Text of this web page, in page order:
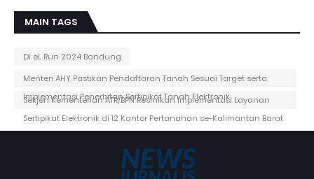
MAIN TAGS
Di eL Run 2024 Bandung
Menteri AHY Pastikan Pendaftaran Tanah Sesuai Target serta
Implementasi Penerbitan Sertipikat Tanah Elektronik
Sekjen Kementerian ATR/BPN Resmikan Implementasi Layanan
Sertipikat Elektronik di 12 Kantor Pertanahan se-Kalimantan Barat